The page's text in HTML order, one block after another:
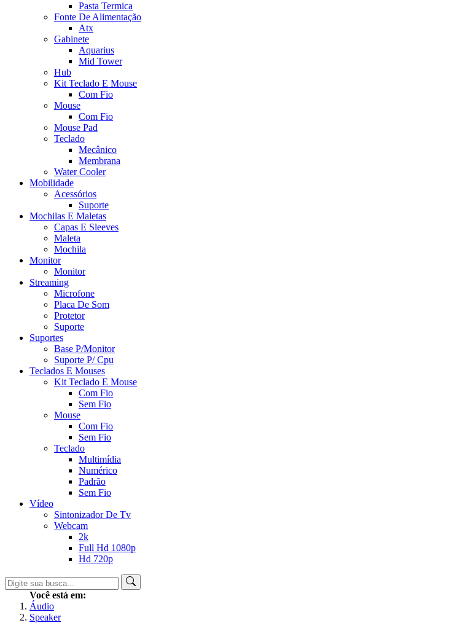
Pasta Termica
Fonte De Alimentação
Atx
Gabinete
Aquarius
Mid Tower
Hub
Kit Teclado E Mouse
Com Fio
Mouse
Com Fio
Mouse Pad
Teclado
Mecânico
Membrana
Water Cooler
Mobilidade
Acessórios
Suporte
Mochilas E Maletas
Capas E Sleeves
Maleta
Mochila
Monitor
Monitor
Streaming
Microfone
Placa De Som
Protetor
Suporte
Suportes
Base P/Monitor
Suporte P/ Cpu
Teclados E Mouses
Kit Teclado E Mouse
Com Fio
Sem Fio
Mouse
Com Fio
Sem Fio
Teclado
Multimídia
Numérico
Padrão
Sem Fio
Vídeo
Sintonizador De Tv
Webcam
2k
Full Hd 1080p
Hd 720p
Você está em:
Áudio
Speaker